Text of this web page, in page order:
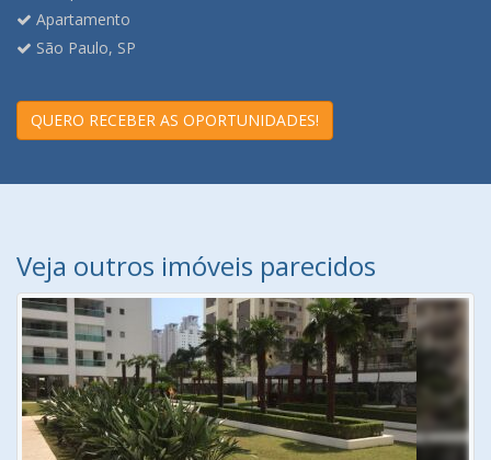
Apartamento
São Paulo, SP
QUERO RECEBER AS OPORTUNIDADES!
Veja outros imóveis parecidos